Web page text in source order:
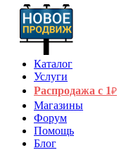
Каталог
Услуги
Распродажа с 1₽
Магазины
Форум
Помощь
Блог